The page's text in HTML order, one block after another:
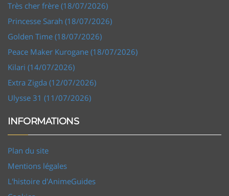
Très cher frère (18/07/2026)
Princesse Sarah (18/07/2026)
Golden Time (18/07/2026)
Peace Maker Kurogane (18/07/2026)
Kilari (14/07/2026)
Extra Zigda (12/07/2026)
Ulysse 31 (11/07/2026)
INFORMATIONS
Plan du site
Mentions légales
L'histoire d'AnimeGuides